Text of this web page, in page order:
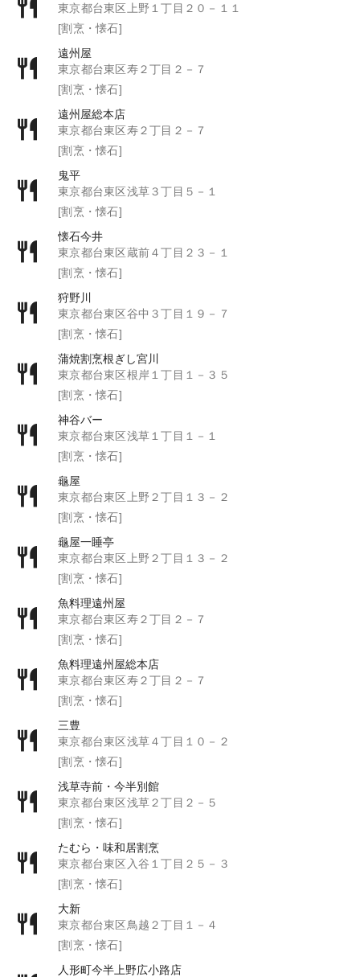
東京都台東区上野１丁目２０－１１
[割烹・懐石]
遠州屋
東京都台東区寿２丁目２－７
[割烹・懐石]
遠州屋総本店
東京都台東区寿２丁目２－７
[割烹・懐石]
鬼平
東京都台東区浅草３丁目５－１
[割烹・懐石]
懐石今井
東京都台東区蔵前４丁目２３－１
[割烹・懐石]
狩野川
東京都台東区谷中３丁目１９－７
[割烹・懐石]
蒲焼割烹根ぎし宮川
東京都台東区根岸１丁目１－３５
[割烹・懐石]
神谷バー
東京都台東区浅草１丁目１－１
[割烹・懐石]
龜屋
東京都台東区上野２丁目１３－２
[割烹・懐石]
龜屋一睡亭
東京都台東区上野２丁目１３－２
[割烹・懐石]
魚料理遠州屋
東京都台東区寿２丁目２－７
[割烹・懐石]
魚料理遠州屋総本店
東京都台東区寿２丁目２－７
[割烹・懐石]
三豊
東京都台東区浅草４丁目１０－２
[割烹・懐石]
浅草寺前・今半別館
東京都台東区浅草２丁目２－５
[割烹・懐石]
たむら・味和居割烹
東京都台東区入谷１丁目２５－３
[割烹・懐石]
大新
東京都台東区鳥越２丁目１－４
[割烹・懐石]
人形町今半上野広小路店